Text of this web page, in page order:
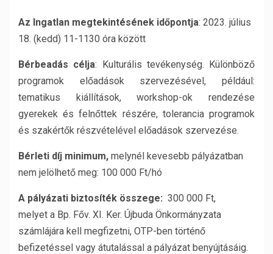
Az Ingatlan megtekintésének időpontja: 2023. július
18. (kedd) 11-1130 óra között
Bérbeadás célja: Kulturális tevékenység. Különböző
programok előadások szervezésével, például:
tematikus kiállítások, workshop-ok rendezése
gyerekek és felnőttek részére, tolerancia programok
és szakértők részvételével előadások szervezése.
Bérleti díj minimum, melynél kevesebb pályázatban
nem jelölhető meg: 100 000 Ft/hó
A pályázati biztosíték összege: 300 000 Ft,
melyet a Bp. Főv. XI. Ker. Újbuda Önkormányzata
számlájára kell megfizetni, OTP-ben történő
befizetéssel vagy átutalással a pályázat benyújtásáig.